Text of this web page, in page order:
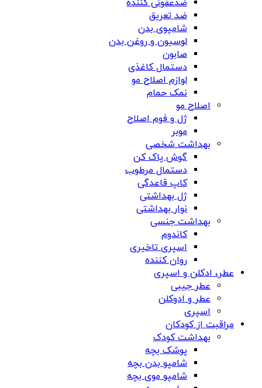
ضدعفونی کننده
ضد تعریق
شامپوی بدن
لوسیون و روغن بدن
صابون
دستمال کاغذی
لوازم اصلاح مو
نمک حمام
اصلاح مو
ژل و فوم اصلاح
موبر
بهداشت شخصی
گوش پاک کن
دستمال مرطوب
کاپ قاعدگی
ژل بهداشتی
نوار بهداشتی
بهداشت جنسی
کاندوم
اسپری تاخیری
روان کننده
عطر، ادکلن و اسپری
عطر جیبی
عطر و ادوکلن
اسپری
مراقبت از کودکان
بهداشت کودک
پوشک بچه
شامپو بدن بچه
شامپو موی بچه